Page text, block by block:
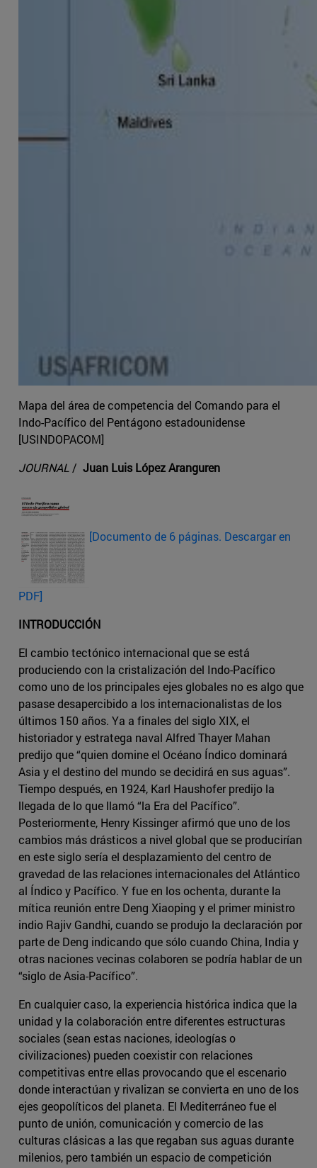
Mapa del área de competencia del Comando para el
Indo-Pacífico del Pentágono estadounidense
[USINDOPACOM]
JOURNAL / Juan Luis López Aranguren
[Documento de 6 páginas. Descargar en
PDF]
INTRODUCCIÓN
El cambio tectónico internacional que se está
produciendo con la cristalización del Indo-Pacífico
como uno de los principales ejes globales no es algo que
pasase desapercibido a los internacionalistas de los
últimos 150 años. Ya a finales del siglo XIX, el
historiador y estratega naval Alfred Thayer Mahan
predijo que “quien domine el Océano Índico dominará
Asia y el destino del mundo se decidirá en sus aguas”.
Tiempo después, en 1924, Karl Haushofer predijo la
llegada de lo que llamó “la Era del Pacífico”.
Posteriormente, Henry Kissinger afirmó que uno de los
cambios más drásticos a nivel global que se producirían
en este siglo sería el desplazamiento del centro de
gravedad de las relaciones internacionales del Atlántico
al Índico y Pacífico. Y fue en los ochenta, durante la
mítica reunión entre Deng Xiaoping y el primer ministro
indio Rajiv Gandhi, cuando se produjo la declaración por
parte de Deng indicando que sólo cuando China, India y
otras naciones vecinas colaboren se podría hablar de un
“siglo de Asia-Pacífico”.
En cualquier caso, la experiencia histórica indica que la
unidad y la colaboración entre diferentes estructuras
sociales (sean estas naciones, ideologías o
civilizaciones) pueden coexistir con relaciones
competitivas entre ellas provocando que el escenario
donde interactúan y rivalizan se convierta en uno de los
ejes geopolíticos del planeta. El Mediterráneo fue el
punto de unión, comunicación y comercio de las
culturas clásicas a las que regaban sus aguas durante
milenios, pero también un espacio de competición